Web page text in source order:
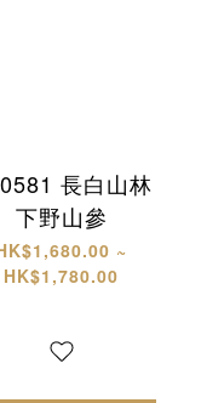
長白山林
下野山參
~
HK$1,780.00